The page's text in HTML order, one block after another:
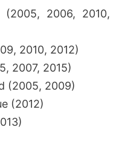
(2005, 2006, 2010,
2010, 2012)
2007, 2015)
(2005, 2009)
(2012)